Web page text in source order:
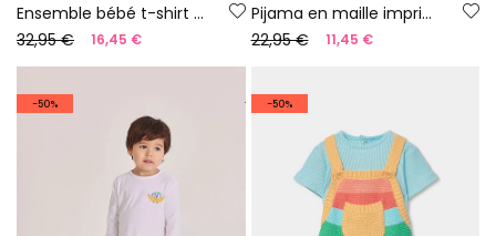
Ensemble bébé t-shirt et pantalon en coton jaune bleu
32,95 €
16,45 €
Pijama en maille imprimée pour bébé
22,95 €
11,45 €
-50% -50%